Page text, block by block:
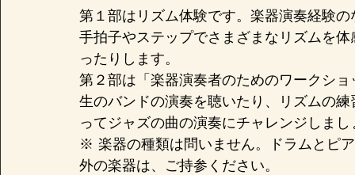
第１部はリズム体験です。楽器演奏経験
手拍子やステップでさまざまなリズムを
ったりします。
第２部は「楽器演奏者のためのワークシ
生のバンドの演奏を聴いたり、リズムの
ってジャズの曲の演奏にチャレンジしまし
※ 楽器の種類は問いません。ドラムとピ
外の楽器は、ご持参ください。